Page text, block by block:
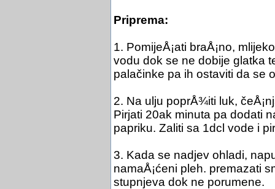
Priprema:
1. PomijeÅ¡ati braÅ¡no,
vodu dok se ne dobije glatka
palačinke pa ih ostaviti da se
2. Na ulju poprÅ¾iti luk,
Pirjati 20ak minuta pa dodati
papriku. Zaliti sa 1dcl vode i
3. Kada se nadjev ohladi,
namaÅ¡ćeni pleh. premazati
stupnjeva dok ne porumene.